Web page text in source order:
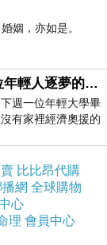
姻，亦如是。
小朱週記 20260808_一位年輕人逐夢的真實故事
週一位年輕大學畢
有家裡經濟奧援的
出國基
比比昂代購
網 全球購物
心
理 會員中心